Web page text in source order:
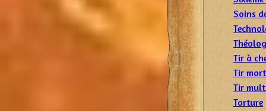
Soins
Tir à
Tir
Tir
Torture